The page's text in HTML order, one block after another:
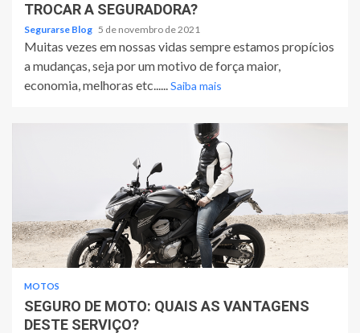
TROCAR A SEGURADORA?
Segurarse Blog 5 de novembro de 2021
Muitas vezes em nossas vidas sempre estamos propícios
a mudanças, seja por um motivo de força maior,
economia, melhoras etc......Saiba mais
MOTOS
SEGURO DE MOTO: QUAIS AS VANTAGENS
DESTE SERVIÇO?